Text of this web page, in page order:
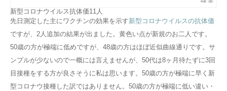
新型コロナウイルス抗体価11人
先日測定した主にワクチンの効果を示す新型コロナウイルスの抗体価
ですが、2人追加の結果が出ました。黄色い点が新規のお二人です。
50歳の方が極端に低めですが、48歳の方はほぼ近似曲線通りです。サ
ンプルが少ないので一概には言えませんが、50代は8ヶ月待たずに3回
目接種をする方が良さそうに私は思います。50歳の方が極端に早く新
型コロナウ接種した訳ではありません。50歳の方が極端に低い違い・